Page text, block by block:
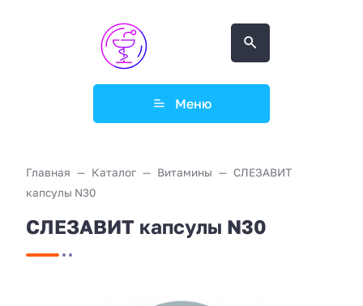
Меню
Главная Каталог Витамины
СЛЕЗАВИТ
капсулы N30
СЛЕЗАВИТ капсулы N30